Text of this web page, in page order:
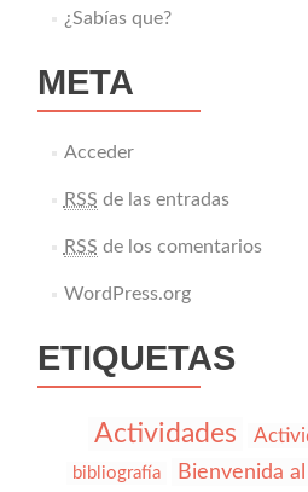
¿Sabías que?
META
Acceder
RSS de las entradas
RSS de los comentarios
WordPress.org
ETIQUETAS
Actividades
bibliografía Bienvenida